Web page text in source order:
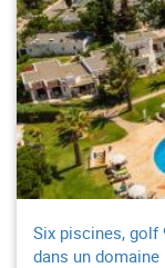
Six piscines, golf
dans un